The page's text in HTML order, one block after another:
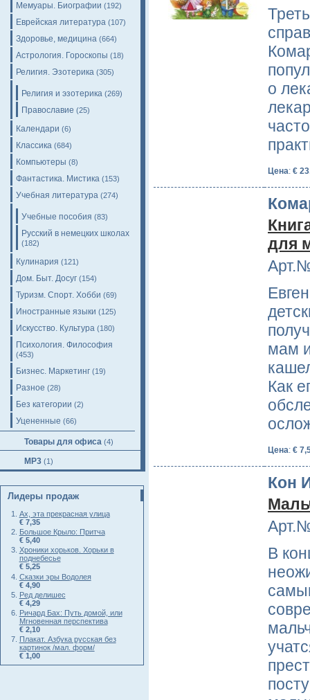
Мемуары. Биографии (192)
Еврейская литература (107)
Здоровье, медицина (664)
Астрология. Гороскопы (18)
Религия. Эзотерика (305)
Религия и эзотерика (269)
Православие (25)
Календари (6)
Классика (684)
Компьютеры (8)
Фантастика. Мистика (153)
Учебная литература (274)
Учебные пособия (83)
Русский в немецких школах
(182)
Кулинария (121)
Дом. Быт. Досуг (154)
Туризм. Спорт. Хобби (69)
Иностранные языки (125)
Искусство. Культура (180)
Психология. Философия
(453)
Бизнес. Маркетинг (19)
Разное (28)
Без категории (2)
Уцененные (66)
Товары для офиса (4)
MP3 (1)
Лидеры продаж
Ах, эта прекрасная улица
€ 7,35
Большое Крыло: Притча
€ 5,40
Хроники хорьков. Хорьки в
поднебесье
€ 5,25
Сказки эры Водолея
€ 4,90
Ред делишес
€ 4,29
Ричард Бах: Путь домой, или
Мгновенная перспектива
€ 2,10
Плакат. Азбука русская без
картинок /мал. форм/
€ 1,00
о
Цена: €
для
мам
Как
Цена: €
Кон
В